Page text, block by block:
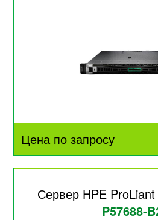
Цена по запросу
Сервер HPE
P57688-